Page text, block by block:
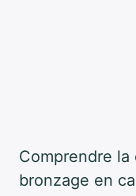
Comprendre
bronzage en